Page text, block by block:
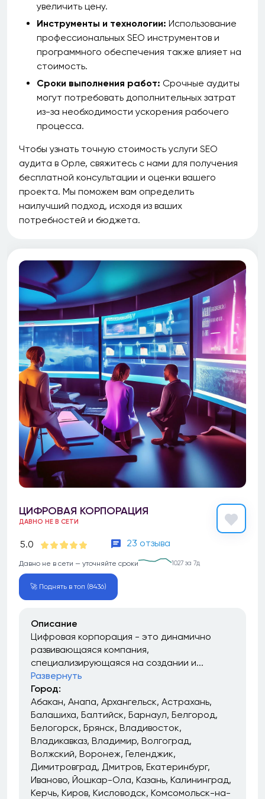
увеличить цену.
Инструменты и технологии: Использование
профессиональных SEO инструментов и
программного обеспечения также влияет на
стоимость.
Сроки выполнения работ: Срочные аудиты
могут потребовать дополнительных затрат
из-за необходимости ускорения рабочего
процесса.
Чтобы узнать точную стоимость услуги SEO
аудита в Орле, свяжитесь с нами для получения
бесплатной консультации и оценки вашего
проекта. Мы поможем вам определить
наилучший подход, исходя из ваших
потребностей и бюджета.
ЦИФРОВАЯ КОРПОРАЦИЯ
ДАВНО НЕ В СЕТИ
5.0 23 отзыва
Давно не в сети — уточняйте сроки 1027 за 7д
🚀 Поднять в топ (8436)
Описание
Цифровая корпорация - это динамично
развивающаяся компания,
специализирующаяся на создании и...
Развернуть
Город:
Абакан Анапа Архангельск Астрахань
Балашиха Балтийск Барнаул Белгород
Белогорск Брянск Владивосток
Владикавказ Владимир Волгоград
Волжский Воронеж Геленджик
Димитровград Дмитров Екатеринбург
Иваново Йошкар-Ола Казань Калининград
Керчь Киров Кисловодск Комсомольск-на-